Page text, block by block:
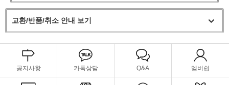
교환/반품/취소 안내 보기
공지사항 카톡상담 Q&A 멤버쉽